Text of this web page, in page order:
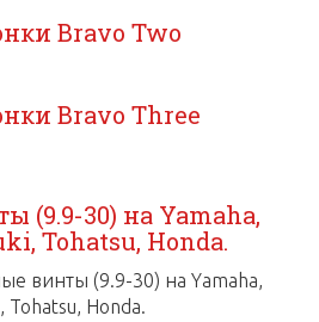
Bravo Two
Bravo Three
(9.9-30) на Yamaha,
Tohatsu, Honda.
винты (9.9-30) на Yamaha,
Tohatsu, Honda.